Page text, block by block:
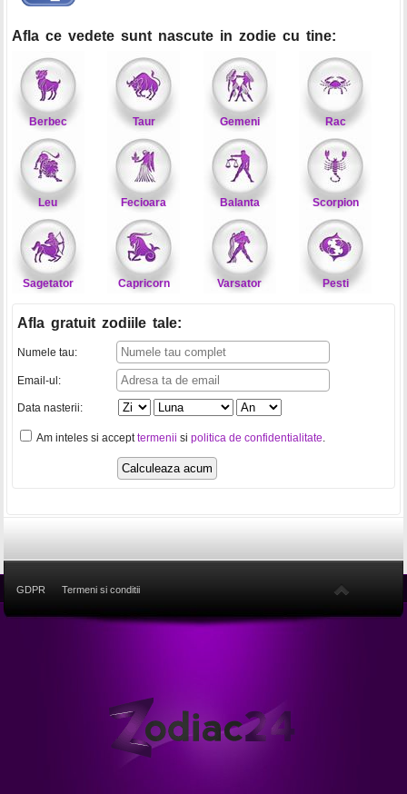
Afla ce vedete sunt nascute in zodie cu tine:
Berbec Taur Gemeni Rac
Leu Fecioara Balanta Scorpion
Sagetator Capricorn Varsator Pesti
Afla gratuit zodiile tale:
Numele tau:
Email-ul:
Data nasterii:
Am inteles si accepttermenii si politica de confidentialitate.
GDPR Termeni si conditii